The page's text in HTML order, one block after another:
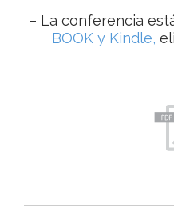
– La conferencia
BOOK y Kindle,